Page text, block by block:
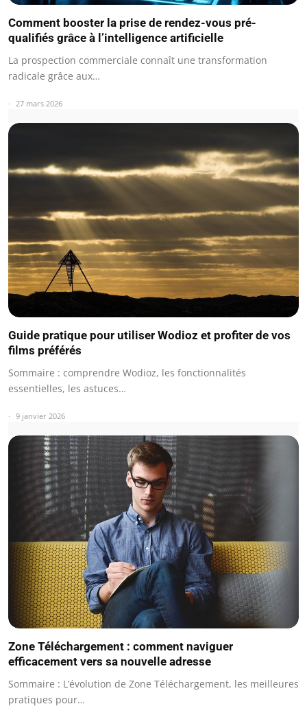
Comment booster la prise de rendez-vous pré-
qualifiés grâce à l’intelligence artificielle
La prospection commerciale connaît une transformation
radicale grâce aux…
27 mars 2026
Guide pratique pour utiliser Wodioz et profiter de vos
films préférés
Sommaire : comprendre Wodioz, les fonctionnalités
essentielles, les astuces…
9 janvier 2026
Zone Téléchargement : comment naviguer
efficacement vers sa nouvelle adresse
Sommaire : L’évolution de Zone Téléchargement, les meilleures
pratiques pour…